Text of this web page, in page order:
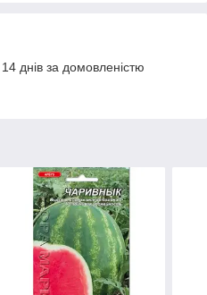
днів за домовленістю